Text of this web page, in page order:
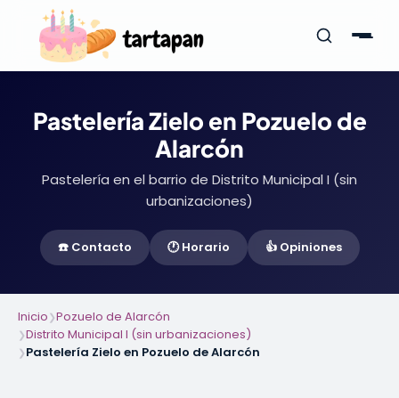
Pastelería Zielo en Pozuelo de
Alarcón
Pastelería en el barrio de Distrito Municipal I (sin
urbanizaciones)
☎️ Contacto 🕐 Horario 👍 Opiniones
Inicio❯Pozuelo de Alarcón
❯Distrito Municipal I (sin urbanizaciones)
❯Pastelería Zielo en Pozuelo de Alarcón